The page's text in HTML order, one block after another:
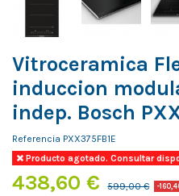
Vitroceramica
induccion
indep. Bosch
Referencia PXX375FB1E
Producto agotado. Consultar
438,60 € 599,00 € -